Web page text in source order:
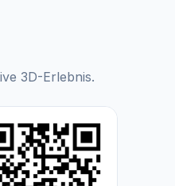
3D-Erlebnis.